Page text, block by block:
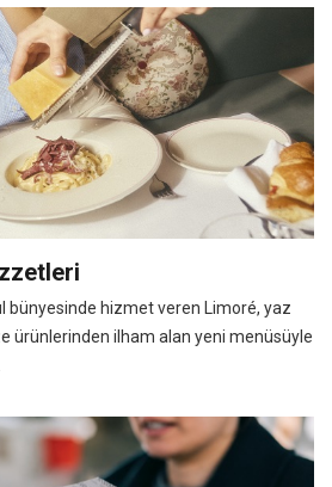
bünyesinde hizmet veren Limoré, yaz
ürünlerinden ilham alan yeni menüsüyle